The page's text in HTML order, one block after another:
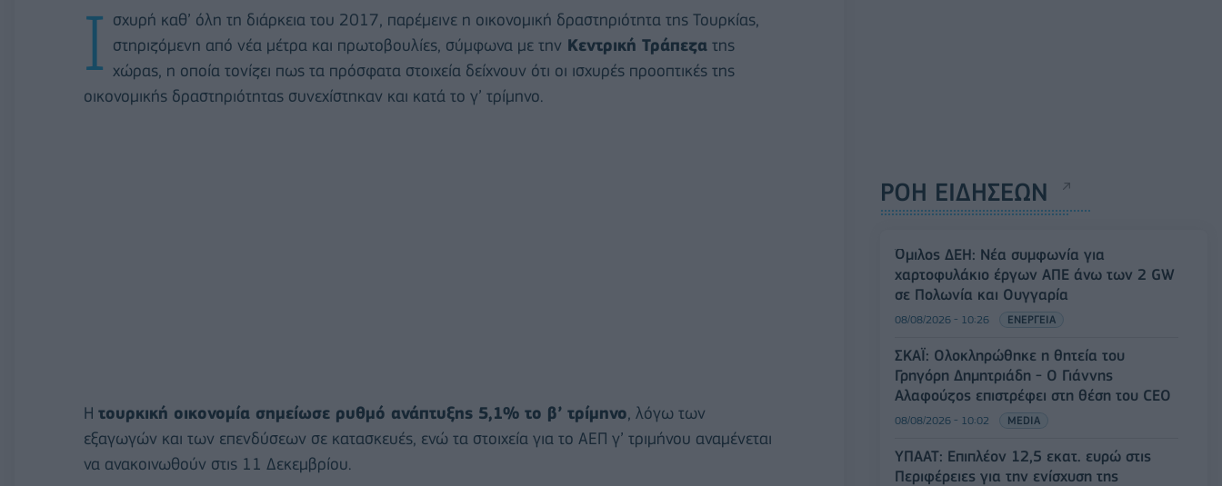
Ι σχυρή καθ’ όλη τη διάρκεια του 2017, παρέμεινε η οικονομική δραστηριότητα της Τουρκίας,
στηριζόμενη από νέα μέτρα και πρωτοβουλίες, σύμφωνα με την Κεντρική Τράπεζα της
χώρας, η οποία τονίζει πως τα πρόσφατα στοιχεία δείχνουν ότι οι ισχυρές προοπτικές της
οικονομικής δραστηριότητας συνεχίστηκαν και κατά το γ’ τρίμηνο.
Η τουρκική οικονομία σημείωσε ρυθμό ανάπτυξης 5,1% το β’ τρίμηνο , λόγω των
εξαγωγών και των επενδύσεων σε κατασκευές, ενώ τα στοιχεία για το ΑΕΠ γ’ τριμήνου αναμένεται
να ανακοινωθούν στις 11 Δεκεμβρίου.
ΡΟΗ ΕΙΔΗΣΕΩΝ
Όμιλος ΔΕΗ: Νέα συμφωνία για
χαρτοφυλάκιο έργων ΑΠΕ άνω των 2 GW
σε Πολωνία και Ουγγαρία
08/08/2026 - 10:26 ΕΝΕΡΓΕΙΑ
ΣΚΑΪ: Ολοκληρώθηκε η θητεία του
Γρηγόρη Δημητριάδη - Ο Γιάννης
Αλαφούζος επιστρέφει στη θέση του CEO
08/08/2026 - 10:02 MEDIA
ΥΠΑΑΤ: Επιπλέον 12,5 εκατ. ευρώ στις
Περιφέρειες για την ενίσχυση της